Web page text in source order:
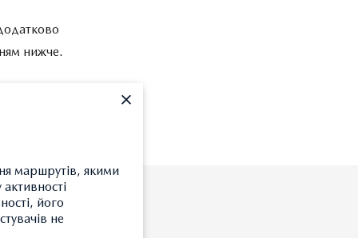
нижче.
маршрутів, якими
його
не